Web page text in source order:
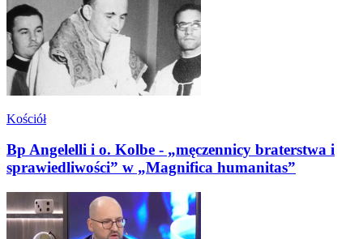
Kościół
Bp Angelelli i o. Kolbe - „męczennicy braterstwa i
sprawiedliwości” w „Magnifica humanitas”